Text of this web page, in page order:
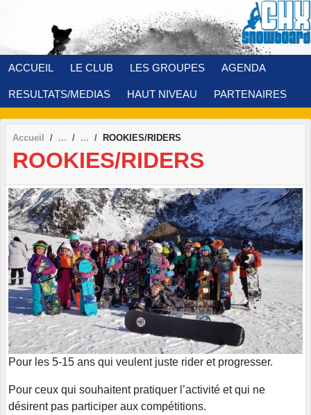
ACCUEIL LE CLUB LES GROUPES AGENDA
RESULTATS/MEDIAS HAUT NIVEAU PARTENAIRES
Accueil ROOKIES/RIDERS
ROOKIES/RIDERS
Pour les 5-15 ans qui veulent juste rider et progresser.
Pour ceux qui souhaitent pratiquer l’activité et qui ne
désirent pas participer aux compétitions.